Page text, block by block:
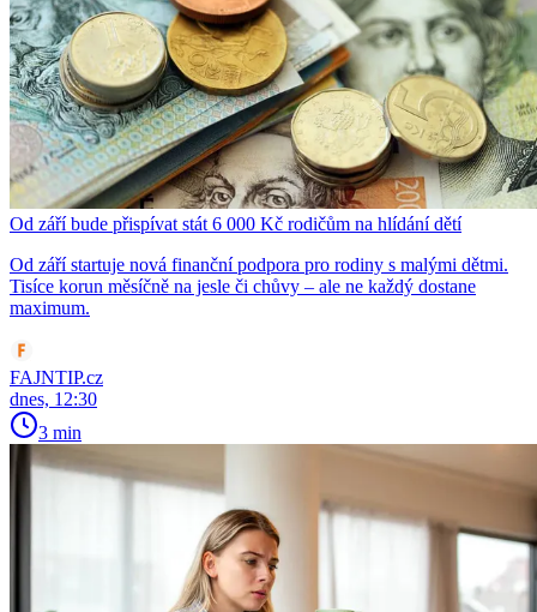
Od září bude přispívat stát 6 000 Kč rodičům na hlídání dětí
Od září startuje nová finanční podpora pro rodiny s malými dětmi.
Tisíce korun měsíčně na jesle či chůvy – ale ne každý dostane
maximum.
FAJNTIP.cz
dnes, 12:30
3 min